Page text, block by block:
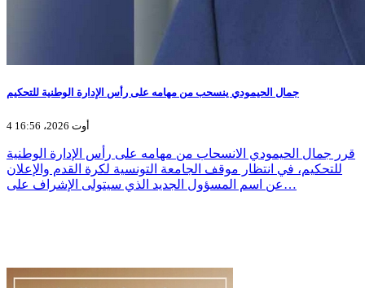
جمال الحيمودي ينسحب من مهامه على رأس الإدارة الوطنية للتحكيم
4 أوت 2026، 16:56
قرر جمال الحيمودي الانسحاب من مهامه على رأس الإدارة الوطنية
للتحكيم، في انتظار موقف الجامعة التونسية لكرة القدم والإعلان
عن اسم المسؤول الجديد الذي سيتولى الإشراف على…